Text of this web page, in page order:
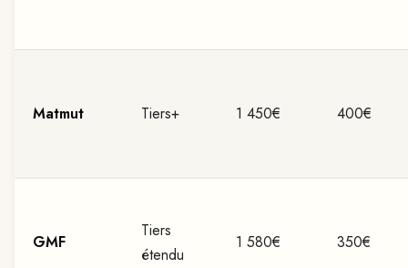
Matmut Tiers+ 1 450€ 400€
GMF
Tiers
étendu
1 580€ 350€